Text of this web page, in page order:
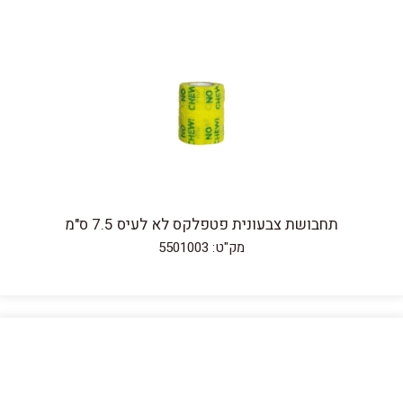
תחבושת צבעונית פטפלקס לא לעיס 7.5 ס"מ
מק"ט: 5501003